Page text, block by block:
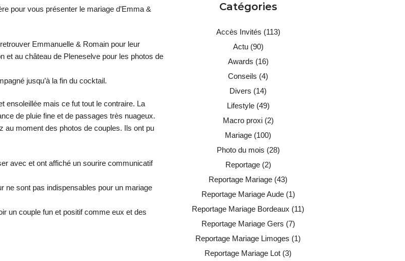
pour vous présenter le mariage d’Emma &
Emmanuelle & Romain pour leur
et au château de Pleneselve pour les photos de
jusqu’à la fin du cocktail.
ensoleillée mais ce fut tout le contraire. La
de pluie fine et de passages très nuageux.
au moment des photos de couples. Ils ont pu
avec et ont affiché un sourire communicatif
ne sont pas indispensables pour un mariage
un couple fun et positif comme eux et des
Catégories
Accès Invités (113)
Actu(90)
Awards (16)
Conseils (4)
Divers (14)
Lifestyle(49)
Macro proxi(2)
Mariage (100)
Photo du mois (28)
Reportage(2)
Reportage Mariage (43)
Reportage Mariage Aude(1)
Reportage Mariage Bordeaux (11)
Reportage Mariage Gers (7)
Reportage Mariage Limoges (1)
Reportage Mariage Lot (3)